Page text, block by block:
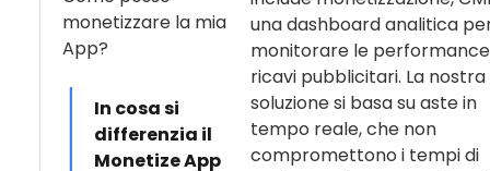
monetizzare la mia
App?
In cosa si
differenzia il
Monetize App
una dashboard analitica
monitorare le
ricavi pubblicitari. La nostra
soluzione si basa su aste in
tempo reale, che non
compromettono i tempi di